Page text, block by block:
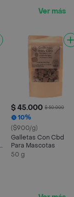
Ver más
$ 45.000 $ 50.000
10%
($900/g)
Galletas Con Cbd
Para Mascotas
50 g